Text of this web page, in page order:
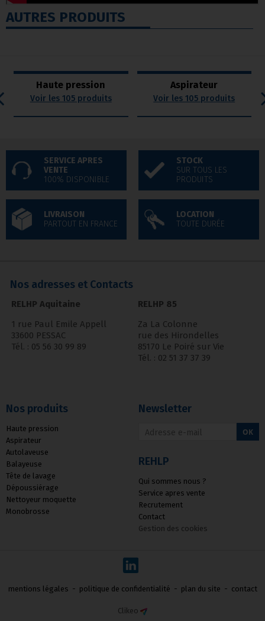
AUTRES PRODUITS
Haute pression
Voir les 105 produits
Aspirateur
Voir les 105 produits
SERVICE APRES
VENTE
100% DISPONIBLE
STOCK
SUR TOUS LES
PRODUITS
LIVRAISON
PARTOUT EN FRANCE
LOCATION
TOUTE DURÉE
Nos adresses et Contacts
RELHP Aquitaine
1 rue Paul Emile Appell
33600 PESSAC
Tél. : 05 56 30 99 89
RELHP 85
Za La Colonne
rue des Hirondelles
85170 Le Poiré sur Vie
Tél. : 02 51 37 37 39
Nos produits
Haute pression
Aspirateur
Autolaveuse
Balayeuse
Tête de lavage
Dépoussiérage
Nettoyeur moquette
Monobrosse
Newsletter
OK
REHLP
Qui sommes nous ?
Service apres vente
Recrutement
Contact
Gestion des cookies
mentions légales - politique de confidentialité - plan du site - contact
Clikeo